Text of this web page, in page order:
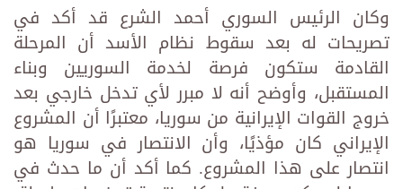
وكان الرئيس السوري أحمد الشرع قد أكد في
تصريحات له بعد سقوط نظام الأسد أن المرحلة
القادمة ستكون فرصة لخدمة السوريين ‏وبناء
المستقبل، وأوضح أنه لا مبرر لأي تدخل خارجي بعد
خروج القوات الإيرانية من سوريا، معتبرًا أن المشروع
‏الإيراني كان مؤذيًا، وأن الانتصار في سوريا هو
انتصار على هذا المشروع. كما أكد أن ما حدث في